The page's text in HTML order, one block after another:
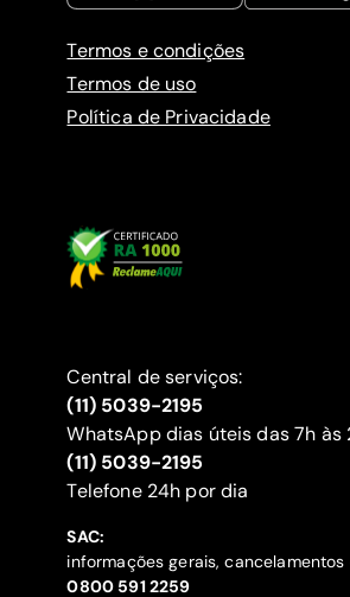
Termos e condições
Termos de uso
Política de Privacidade
Central de serviços:
(11) 5039-2195
WhatsApp dias úteis das 7h às
(11) 5039-2195
‍Telefone 24h por dia
SAC:
informações gerais,
‍0800 591 2259